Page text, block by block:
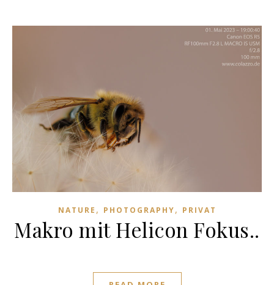
NATURE , PHOTOGRAPHY, PRIVAT
Makro mit Helicon Fokus..